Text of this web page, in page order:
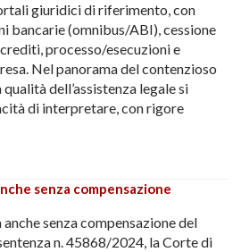
giuridici di riferimento, con
bancarie (omnibus/ABI), cessione
processo/esecuzioni e
Nel panorama del contenzioso
dell’assistenza legale si
di interpretare, con rigore
senza compensazione
senza compensazione del
n. 45868/2024, la Corte di